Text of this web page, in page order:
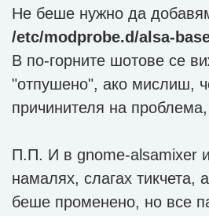
Не беше нужно да
/etc/modprobe.d/alsa-
В по-горните шотове се
"отпушено", ако мислиш,
причинителя на
П.П. И в gnome-alsamixer
намалях, слагах
беше променено, но все